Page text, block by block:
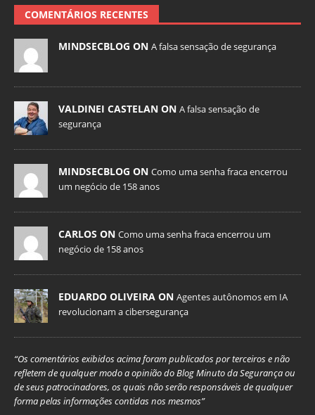
COMENTÁRIOS RECENTES
MINDSECBLOG ON A falsa sensação de segurança
VALDINEI CASTELAN ON A falsa sensação de
segurança
MINDSECBLOG ON Como uma senha fraca encerrou
um negócio de 158 anos
CARLOS ON Como uma senha fraca encerrou um
negócio de 158 anos
EDUARDO OLIVEIRA ON Agentes autônomos em IA
revolucionam a cibersegurança
“Os comentários exibidos acima foram publicados por terceiros e não
refletem de qualquer modo a opinião do Blog Minuto da Segurança ou
de seus patrocinadores, os quais não serão responsáveis de qualquer
forma pelas informações contidas nos mesmos”